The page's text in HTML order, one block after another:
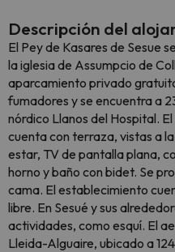
Descripción del
El Pey de Kasares de Sesue
la iglesia de Assumpcio de
aparcamiento privado
fumadores y se encuentra a
nórdico Llanos del Hospital.
cuenta con terraza, vistas a
estar, TV de pantalla plana,
horno y baño con bidet. Se
cama. El establecimiento
libre. En Sesué y sus
actividades, como esquí. El
Lleida-Alguaire, ubicado a